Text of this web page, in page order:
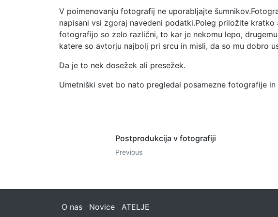
V poimenovanju fotografij ne uporabljajte
napisani vsi zgoraj navedeni podatki.Poleg priložite
fotografijo so zelo različni, to kar je nekomu lepo,
katere so avtorju najbolj pri srcu in misli, da so mu dobro
Da je to nek dosežek ali presežek.
Umetniški svet bo nato pregledal posamezne fotografije
Postprodukcija v fotografiji
Previous
O nas Novice ATELJE